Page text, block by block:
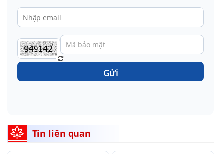
Gửi
Tin liên quan